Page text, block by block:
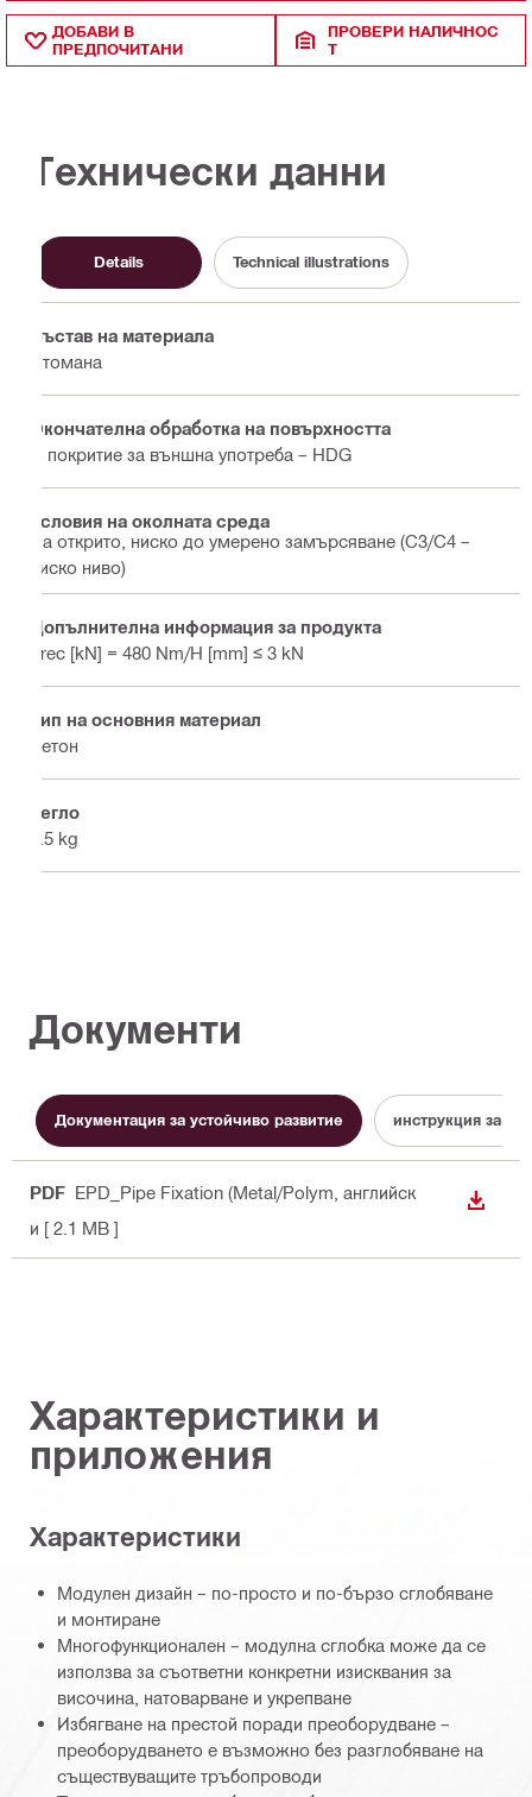
ДОБАВИ В
ПРЕДПОЧИТАНИ
ПРОВЕРИ НАЛИЧНОС
Т
Технически данни
Details Technical illustrations
Състав на материала
Стомана
Окончателна обработка на повърхността
С покритие за външна употреба – HDG
Условия на околната среда
На открито, ниско до умерено замърсяване (C3/С4 –
ниско ниво)
Допълнителна информация за продукта
Frec [kN] = 480 Nm/H [mm] ≤ 3 kN
Тип на основния материал
Бетон
Тегло
1.5 kg
Документи
Документация за устойчиво развитие инструкция за
PDF EPD_Pipe Fixation (Metal/Polym , английск
и [ 2.1 MB ]
Характеристики и
приложения
Характеристики
Модулен дизайн – по-просто и по-бързо сглобяване
и монтиране
Многофункционален – модулна сглобка може да се
използва за съответни конкретни изисквания за
височина, натоварване и укрепване
Избягване на престой поради преоборудване –
преоборудването е възможно без разглобяване на
съществуващите тръбопроводи